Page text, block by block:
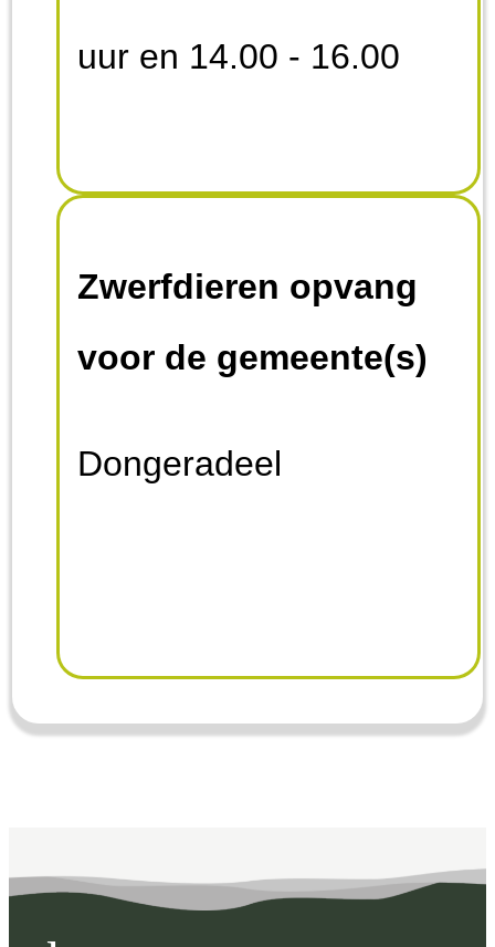
uur en 14.00 - 16.00
Zwerfdieren opvang
voor de gemeente(s)
Dongeradeel